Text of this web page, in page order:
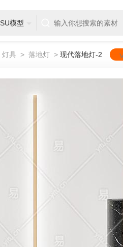
SU模型
灯具 > 落地灯 > 现代落地灯-2